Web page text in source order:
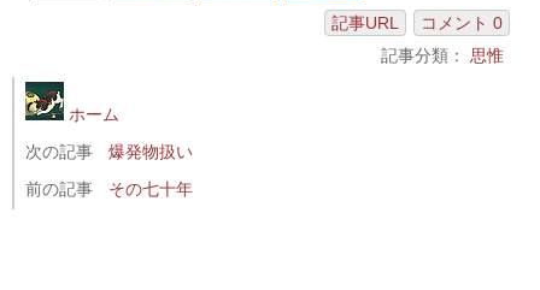
記事URL
コメント 0
記事分類： 思惟
ホーム
次の記事
爆発物扱い
前の記事
その七十年